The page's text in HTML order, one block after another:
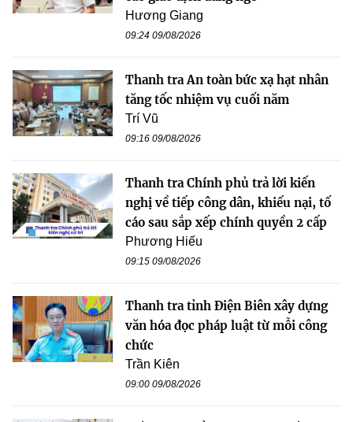
Hương Giang
09:24 09/08/2026
Thanh tra An toàn bức xạ hạt nhân
tăng tốc nhiệm vụ cuối năm
Trí Vũ
09:16 09/08/2026
Thanh tra Chính phủ trả lời kiến
nghị về tiếp công dân, khiếu nại, tố
cáo sau sắp xếp chính quyền 2 cấp
Phương Hiếu
09:15 09/08/2026
Thanh tra tỉnh Điện Biên xây dựng
văn hóa đọc pháp luật từ mỗi công
chức
Trần Kiên
09:00 09/08/2026